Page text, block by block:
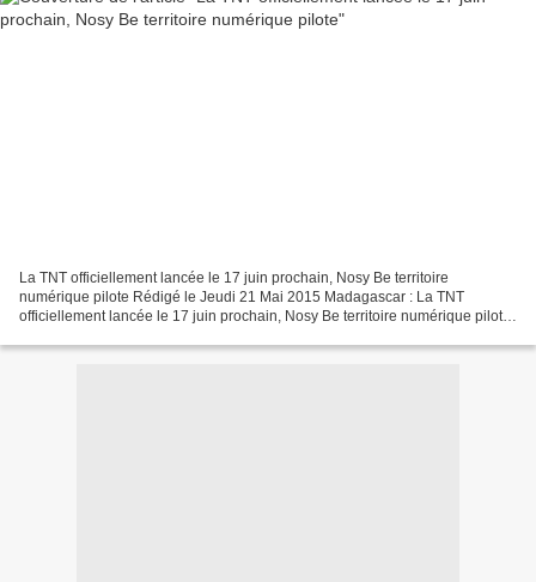
La TNT officiellement lancée le 17 juin prochain, Nosy Be territoire
numérique pilote Rédigé le Jeudi 21 Mai 2015 Madagascar : La TNT
officiellement lancée le 17 juin prochain, Nosy Be territoire numérique pilote